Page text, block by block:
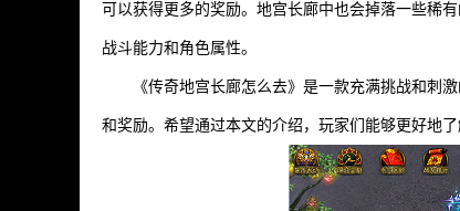
可以获得更多的奖励。地宫长廊中也会掉落一些稀
战斗能力和角色属性。
《传奇地宫长廊怎么去》是一款充满挑战和刺
和奖励。希望通过本文的介绍，玩家们能够更好地